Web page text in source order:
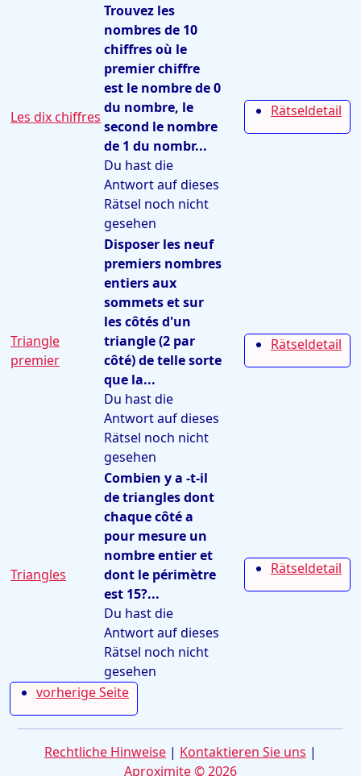
Les dix chiffres
Trouvez les
nombres de 10
chiffres où le
premier chiffre
est le nombre de 0
du nombre, le
second le nombre
de 1 du nombr...
Du hast die
Antwort auf dieses
Rätsel noch nicht
gesehen
Rätseldetail
Triangle
premier
Disposer les neuf
premiers nombres
entiers aux
sommets et sur
les côtés d'un
triangle (2 par
côté) de telle sorte
que la...
Du hast die
Antwort auf dieses
Rätsel noch nicht
gesehen
Rätseldetail
Triangles
Combien y a -t-il
de triangles dont
chaque côté a
pour mesure un
nombre entier et
dont le périmètre
est 15?...
Du hast die
Antwort auf dieses
Rätsel noch nicht
gesehen
Rätseldetail
vorherige Seite
Rechtliche Hinweise | Kontaktieren Sie uns |
Aproximite © 2026